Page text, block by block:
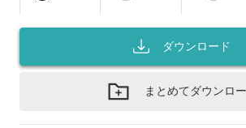
ダウンロード
まとめてダウンロ